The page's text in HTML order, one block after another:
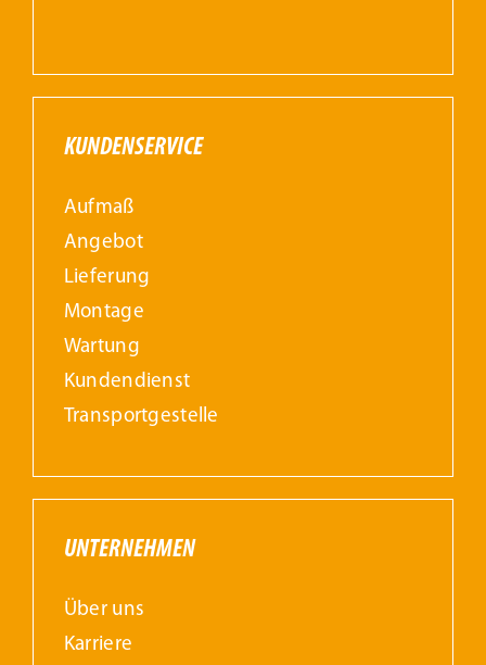
KUNDENSERVICE
Aufmaß
Angebot
Lieferung
Montage
Wartung
Kundendienst
Transportgestelle
UNTERNEHMEN
Über uns
Karriere